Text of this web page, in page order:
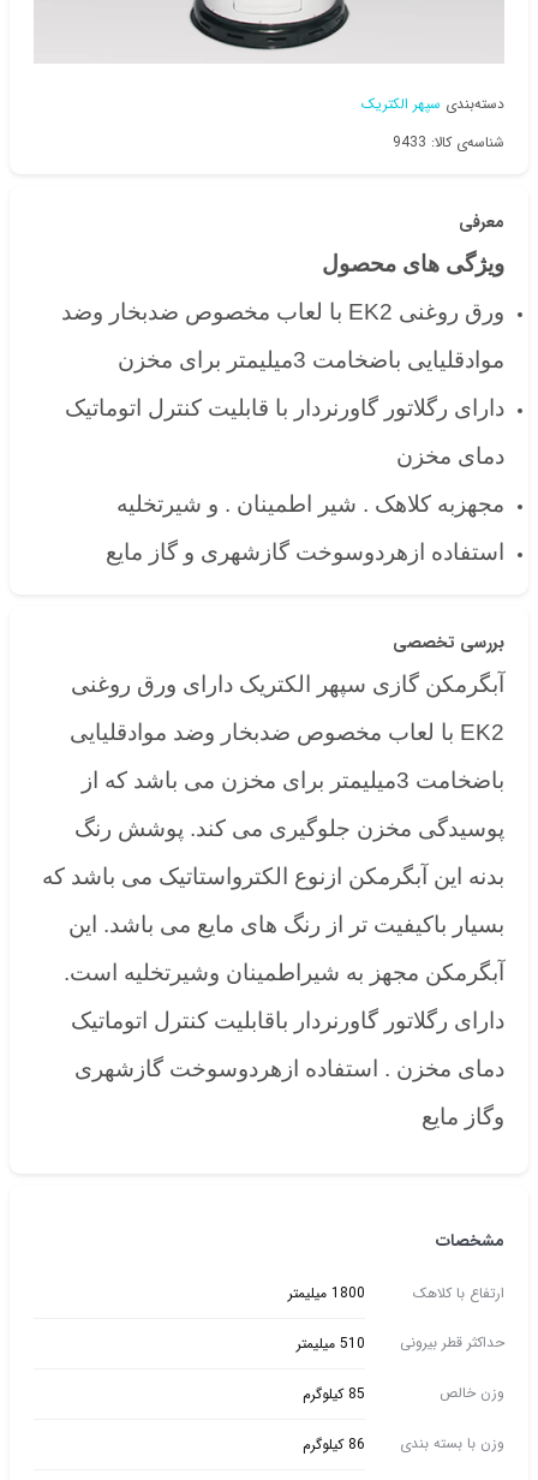
دسته‌بندی سپهر الکتریک
شناسه‌ی کالا: 9433
معرفی
ویژگی های محصول
ورق روغنی EK2 با لعاب مخصوص ضدبخار وضد
موادقلیایی باضخامت 3میلیمتر برای مخزن
دارای رگلاتور گاورنردار با قابلیت کنترل اتوماتیک
دمای مخزن
مجهزبه کلاهک . شیر اطمینان . و شیرتخلیه
استفاده ازهردوسوخت گازشهری و گاز مایع
بررسی تخصصی
آبگرمکن گازی سپهر الکتریک دارای ورق روغنی
EK2 با لعاب مخصوص ضدبخار وضد موادقلیایی
باضخامت 3میلیمتر برای مخزن می باشد که از
پوسیدگی مخزن جلوگیری می کند. پوشش رنگ
بدنه این آبگرمکن ازنوع الکترواستاتیک می باشد که
بسیار باکیفیت تر از رنگ های مایع می باشد. این
آبگرمکن مجهز به شیراطمینان وشیرتخلیه است.
دارای رگلاتور گاورنردار باقابلیت کنترل اتوماتیک
دمای مخزن . استفاده ازهردوسوخت گازشهری
وگاز مایع
مشخصات
ارتفاع با کلاهک 1800 میلیمتر
حداکثر قطر بیرونی 510 میلیمتر
وزن خالص 85 کیلوگرم
وزن با بسته بندی 86 کیلوگرم